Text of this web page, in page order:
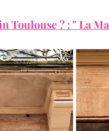
Toulouse ? : " La